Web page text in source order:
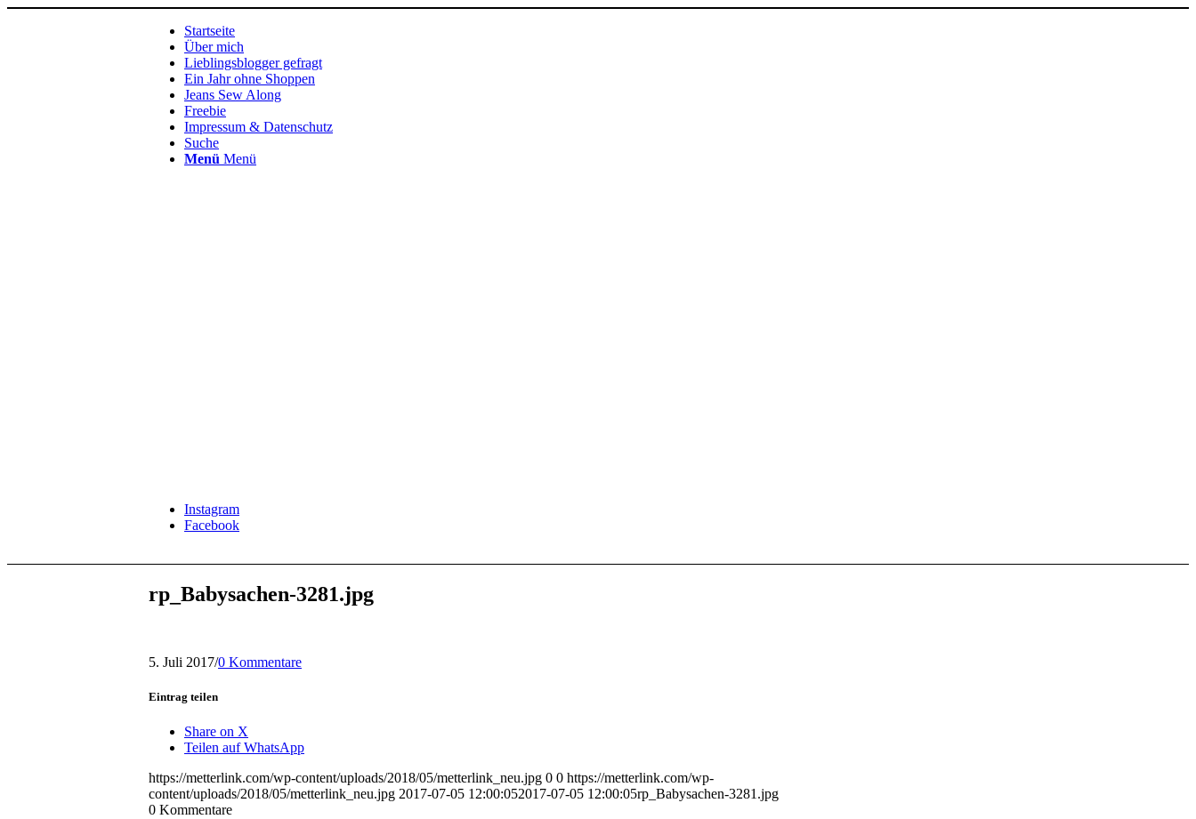
Startseite
Über mich
Lieblingsblogger gefragt
Ein Jahr ohne Shoppen
Jeans Sew Along
Freebie
Impressum & Datenschutz
Suche
Menü Menü
Instagram
Facebook
rp_Babysachen-3281.jpg
5. Juli 2017/0 Kommentare
Eintrag teilen
Share on X
Teilen auf WhatsApp
https://metterlink.com/wp-content/uploads/2018/05/metterlink_neu.jpg 0 0 https://metterlink.com/wp-
content/uploads/2018/05/metterlink_neu.jpg 2017-07-05 12:00:052017-07-05 12:00:05rp_Babysachen-3281.jpg
0 Kommentare